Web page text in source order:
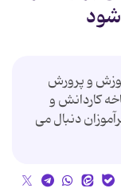
شود
و پرورش
کاردانش و
دنبال می